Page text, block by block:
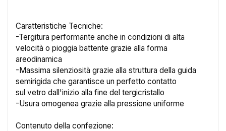
Caratteristiche Tecniche:
-Tergitura performante anche in condizioni di alta
velocità o pioggia battente grazie alla forma
areodinamica
-Massima silenziosità grazie alla struttura della guida
semirigida che garantisce un perfetto contatto
sul vetro dall'inizio alla fine del tergicristallo
-Usura omogenea grazie alla pressione uniforme
Contenuto della confezione:
Crea lista dei desideri
Nome lista dei desideri